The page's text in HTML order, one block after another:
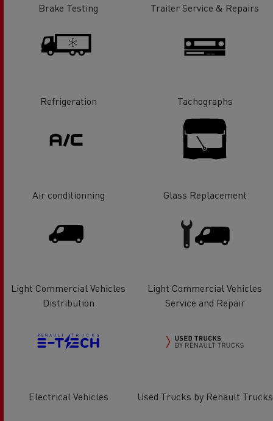
Brake Testing Trailer Service & Repairs
Refrigeration Tachographs
Air conditionning Glass Replacement
Light Commercial Vehicles
Distribution
Light Commercial Vehicles
Service and Repair
Electrical Vehicles Used Trucks by Renault Trucks